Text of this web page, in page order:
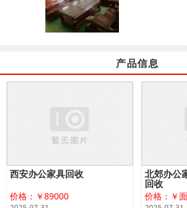
产品信息
西安办公家具回收
价格：￥89000
北郊办公
回收
价格：￥